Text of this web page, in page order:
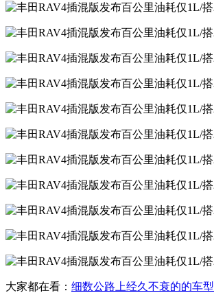
大家都在看： 细数公路上经久不衰的的车型